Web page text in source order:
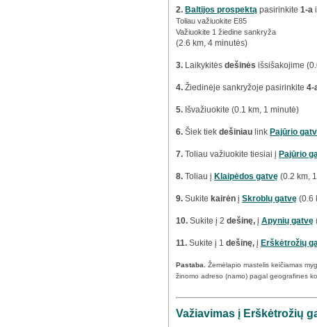
2. Baltijos prospektą pasirinkite 1-a
Toliau važiuokite E85
Važiuokite 1 žiedine sankryža
(2.6 km, 4 minutės)
3. Laikykitės dešinės išsišakojime
4. Žiedinėje sankryžoje pasirinkite 4-
5. Išvažiuokite (0.1 km, 1 minutė)
6. Šiek tiek dešiniau link Pajūrio
7. Toliau važiuokite tiesiai į Pajūrio
8. Toliau į Klaipėdos gatvę (0.2 km,
9. Sukite kairėn į Skroblų gatvę (0.6
10. Sukite į 2 dešinę, į Apynių gatvę
11. Sukite į 1 dešinę, į Erškėtrožių
Pastaba. Žemėlapio mastelis keičiamas
žinomo adreso (namo) pagal geografines
Važiavimas į Erškėtrožių